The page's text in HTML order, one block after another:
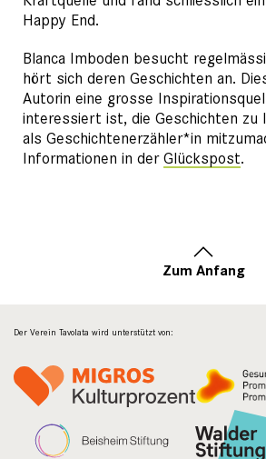
Happy End.
Blanca Imboden besucht
hört sich deren Geschichten an.
Autorin eine grosse
interessiert ist, die Geschichten zu
als Geschichtenerzähler*in
Informationen in derGlückspost.
Zum Anfang
Der Verein Tavolata wird unterstützt von: